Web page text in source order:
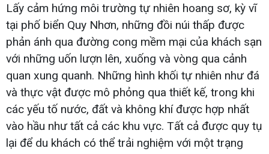
Lấy cảm hứng môi trường tự nhiên hoang sơ, kỳ vĩ
tại phố biển Quy Nhơn, những đồi núi thấp được
phản ánh qua đường cong mềm mại của khách sạn
với những uốn lượn lên, xuống và vòng qua cảnh
quan xung quanh. Những hình khối tự nhiên như đá
và thực vật được mô phỏng qua thiết kế, trong khi
các yếu tố nước, đất và không khí được hợp nhất
vào hầu như tất cả các khu vực. Tất cả được quy tụ
lại để du khách có thể trải nghiệm với một trạng